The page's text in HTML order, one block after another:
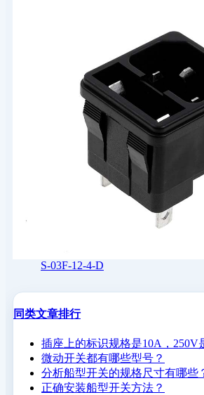
S-03F-12-4-D
同类文章排行
插座上的标识规格是10A，250V
微动开关都有哪些型号？
分析船型开关的规格尺寸有哪些
正确安装船型开关方法？